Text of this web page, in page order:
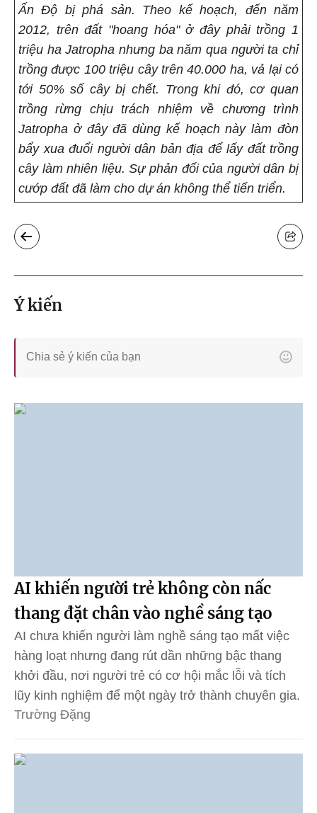
Ấn Độ bị phá sản. Theo kế hoạch, đến năm
2012, trên đất "hoang hóa" ở đây phải trồng 1
triệu ha Jatropha nhưng ba năm qua người ta chỉ
trồng được 100 triệu cây trên 40.000 ha, vả lại có
tới 50% số cây bị chết. Trong khi đó, cơ quan
trồng rừng chịu trách nhiệm về chương trình
Jatropha ở đây đã dùng kế hoạch này làm đòn
bẩy xua đuổi người dân bản địa để lấy đất trồng
cây làm nhiên liệu. Sự phản đối của người dân bị
cướp đất đã làm cho dự án không thể tiến triển.
Ý kiến
AI khiến người trẻ không còn nấc
thang đặt chân vào nghề sáng tạo
AI chưa khiến người làm nghề sáng tạo mất việc
hàng loạt nhưng đang rút dần những bậc thang
khởi đầu, nơi người trẻ có cơ hội mắc lỗi và tích
lũy kinh nghiệm để một ngày trở thành chuyên gia.
Trường Đặng